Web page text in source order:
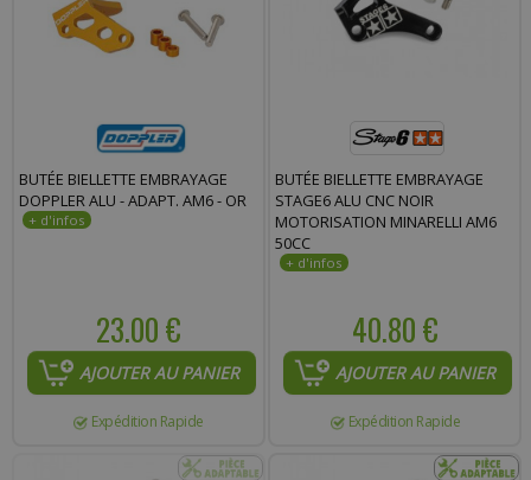
BUTÉE BIELLETTE EMBRAYAGE
DOPPLER ALU - ADAPT. AM6 - OR
23.00 €
AJOUTER AU PANIER
Expédition Rapide
BUTÉE BIELLETTE EMBRAYAGE
STAGE6 ALU CNC NOIR
MOTORISATION MINARELLI AM6
50CC
40.80 €
AJOUTER AU PANIER
Expédition Rapide